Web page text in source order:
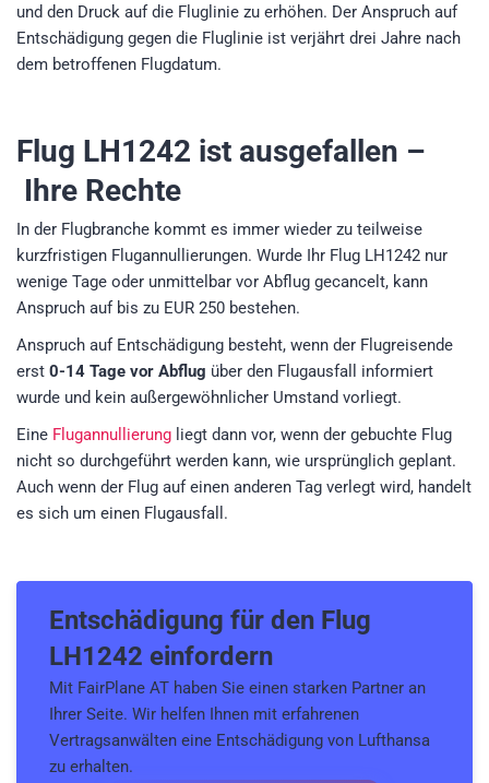
und den Druck auf die Fluglinie zu erhöhen. Der Anspruch auf
Entschädigung gegen die Fluglinie ist verjährt drei Jahre nach
dem betroffenen Flugdatum.
Flug LH1242 ist ausgefallen –
Ihre Rechte
In der Flugbranche kommt es immer wieder zu teilweise
kurzfristigen Flugannullierungen. Wurde Ihr Flug LH1242 nur
wenige Tage oder unmittelbar vor Abflug gecancelt, kann
Anspruch auf bis zu EUR 250 bestehen.
Anspruch auf Entschädigung besteht, wenn der Flugreisende
erst 0-14 Tage vor Abflug über den Flugausfall informiert
wurde und kein außergewöhnlicher Umstand vorliegt.
Eine Flugannullierung liegt dann vor, wenn der gebuchte Flug
nicht so durchgeführt werden kann, wie ursprünglich geplant.
Auch wenn der Flug auf einen anderen Tag verlegt wird, handelt
es sich um einen Flugausfall.
Entschädigung für den Flug
LH1242 einfordern
Mit FairPlane AT haben Sie einen starken Partner an
Ihrer Seite. Wir helfen Ihnen mit erfahrenen
Vertragsanwälten eine Entschädigung von Lufthansa
zu erhalten.